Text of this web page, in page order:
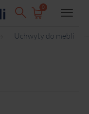
0
Uchwyty do mebli